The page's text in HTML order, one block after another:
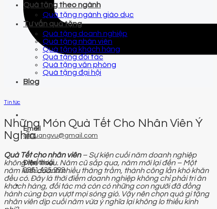
Email
qtquangvu@gmail.com
Điện thoại
0961 425 999
Quà tặng theo ngành
Quà tặng ngành giáo dục
Tư vấn quà tặng
Quà tặng doanh nghiệp
Quà tặng nhân viên
Quà tặng khách hàng
Quà tặng đối tác
Quà tặng văn phòng
Quà tặng đại hội
Blog
Tin tức
Những Món Quà Tết Cho Nhân Viên Ý
Nghĩa
Quà Tết cho nhân viên– Sự kiện cuối năm doanh nghiệp
không thể thiếu. Năm cũ sắp qua, năm mới lại đến – Một
năm kinh doanh nhiều thăng trầm, thành công lẫn khó khăn
đều có. Đây là thời điểm doanh nghiệp không chỉ phải tri ân
khách hàng, đối tác mà còn có những con người đã đồng
hành cùng bạn vượt mọi sóng gió. Vậy nên chọn quà gì tặng
nhân viên dịp cuối năm vừa ý nghĩa lại không lo thiếu kinh